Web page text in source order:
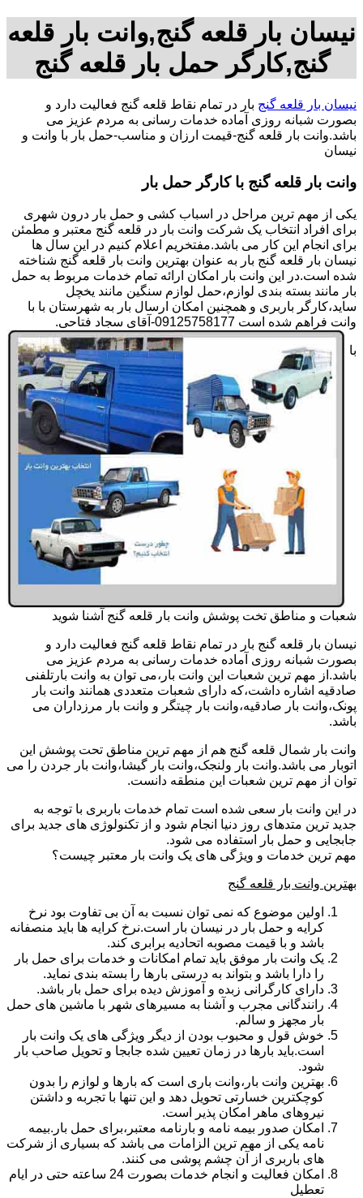
نیسان بار قلعه گنج,وانت بار قلعه
گنج,کارگر حمل بار قلعه گنج
نیسان بار قلعه گنج بار در تمام نقاط قلعه گنج فعالیت دارد و
بصورت شبانه روزی آماده خدمات رسانی به مردم عزیز می
باشد.وانت بار قلعه گنج-قیمت ارزان و مناسب-حمل بار با وانت و
نیسان
وانت بار قلعه گنج با کارگر حمل بار
یکی از مهم ترین مراحل در اسباب کشی و حمل بار درون شهری
برای افراد انتخاب یک شرکت وانت بار در قلعه گنج معتبر و مطمئن
برای انجام این کار می باشد.مفتخریم اعلام کنیم در این سال ها
نیسان بار قلعه گنج بار به عنوان بهترین وانت بار قلعه گنج شناخته
شده است.در این وانت بار امکان ارائه تمام خدمات مربوط به حمل
بار مانند بسته بندی لوازم،حمل لوازم سنگین مانند یخچل
ساید،کارگر باربری و همچنین امکان ارسال بار به شهرستان با با
وانت فراهم شده است 09125758177-آقای سجاد فتاحی.
با
شعبات و مناطق تخت پوشش وانت بار قلعه گنج آشنا شوید
نیسان بار قلعه گنج بار در تمام نقاط قلعه گنج فعالیت دارد و
بصورت شبانه روزی آماده خدمات رسانی به مردم عزیز می
باشد.از مهم ترین شعبات این وانت بار،می توان به وانت بارتلفنی
صادقیه اشاره داشت،که دارای شعبات متعددی همانند وانت بار
پونک،وانت بار صادقیه،وانت بار چیتگر و وانت بار مرزداران می
باشد.
وانت بار شمال قلعه گنج هم از مهم ترین مناطق تحت پوشش این
اتوبار می باشد.وانت بار ولنجک،وانت بار گیشا،وانت بار جردن را می
توان از مهم ترین شعبات این منطقه دانست.
در این وانت بار سعی شده است تمام خدمات باربری با توجه به
جدید ترین متدهای روز دنیا انجام شود و از تکنولوژی های جدید برای
جابجایی و حمل بار استفاده می شود.
مهم ترین خدمات و ویژگی های یک وانت بار معتبر چیست؟
بهترین وانت بار قلعه گنج
اولین موضوع که نمی توان نسبت به آن بی تفاوت بود نرخ
کرایه و حمل بار در نیسان بار است.نرخ کرایه ها باید منصفانه
باشد و با قیمت مصوبه اتحادیه برابری کند.
یک وانت بار موفق باید تمام امکانات و خدمات برای حمل بار
را دارا باشد و بتواند به درستی بارها را بسته بندی نماید.
دارای کارگرانی زبده و آموزش دیده برای حمل بار باشد.
رانندگانی مجرب و آشنا به مسیرهای شهر با ماشین های حمل
بار مجهز و سالم.
خوش قول و محبوب بودن از دیگر ویژگی های یک وانت بار
است.باید بارها در زمان تعیین شده جابجا و تحویل صاحب بار
شود.
بهترین وانت بار،وانت باری است که بارها و لوازم را بدون
کوچکترین خسارتی تحویل دهد و این تنها با تجربه و داشتن
نیروهای ماهر امکان پذیر است.
امکان صدور بیمه نامه و بارنامه معتبر،برای حمل بار.بیمه
نامه یکی از مهم ترین الزامات می باشد که بسیاری از شرکت
های باربری از آن چشم پوشی می کنند.
امکان فعالیت و انجام خدمات بصورت 24 ساعته حتی در ایام
تعطیل